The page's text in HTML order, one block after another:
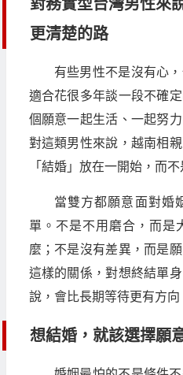
對務實型台灣男性來
更清楚的路
有些男性不是沒有心
適合花很多年談一段不確
個願意一起生活、一起努
對這類男性來說，越南相
「結婚」放在一開始，而
當雙方都願意面對婚
單。不是不用磨合，而是
麼；不是沒有差異，而是
這樣的關係，對想終結單
說，會比長期等待更有方向
想結婚，就該選擇願